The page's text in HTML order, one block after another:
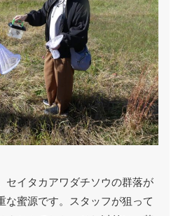
セイタカアワダチソウの群落が
な蜜源です。スタッフが狙って